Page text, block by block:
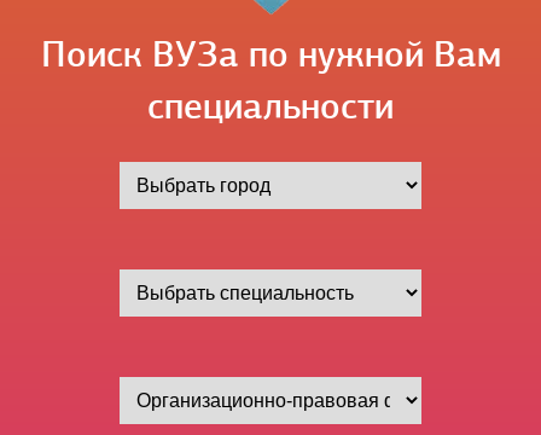
Поиск ВУЗа по нужной Вам
специальности